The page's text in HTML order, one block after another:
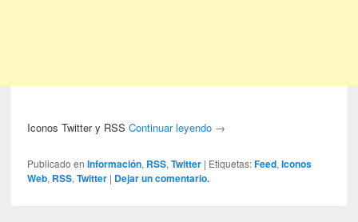
Iconos Twitter y RSSContinuar leyendo →
Publicado en Información, RSS,Twitter | Etiquetas: Feed,Iconos
Web, RSS,Twitter | Dejar un comentario.